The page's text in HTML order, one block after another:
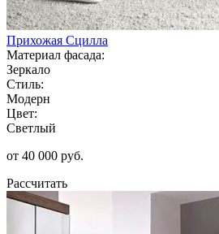
Прихожая Сцилла
Материал фасада:
Зеркало
Стиль:
Модерн
Цвет:
Светлый
от 40 000 руб.
Рассчитать